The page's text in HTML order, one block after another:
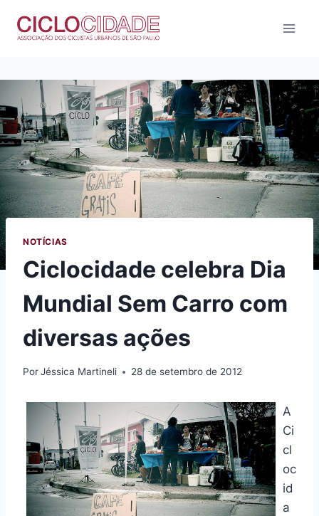
para
NOTÍCIAS
Ciclocidade celebra Dia
Mundial Sem Carro com
diversas ações
PorJéssica Martineli 28 de setembro de 2012
A
Ci
cl
oc
id
a